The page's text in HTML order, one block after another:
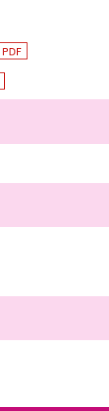
PDF